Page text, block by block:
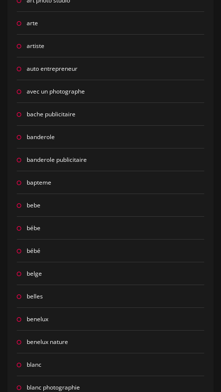
arte
artiste
auto entrepreneur
avec un photographe
bache publicitaire
banderole
banderole publicitaire
bapteme
bebe
bébe
bébé
belge
belles
benelux
benelux nature
blanc
blanc photographie